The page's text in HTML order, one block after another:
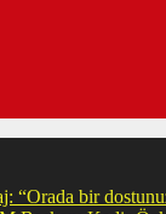
“Orada bir